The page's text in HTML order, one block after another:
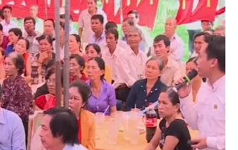
VTV Thể thao
Bất động sản
Tấm lòng Việt